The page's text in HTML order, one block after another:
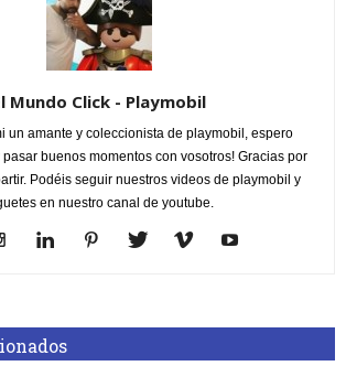
Mundo Click - Playmobil
un amante y coleccionista de playmobil, espero
buenos momentos con vosotros! Gracias por
Podéis seguir nuestros videos de playmobil y
en nuestro canal de youtube.